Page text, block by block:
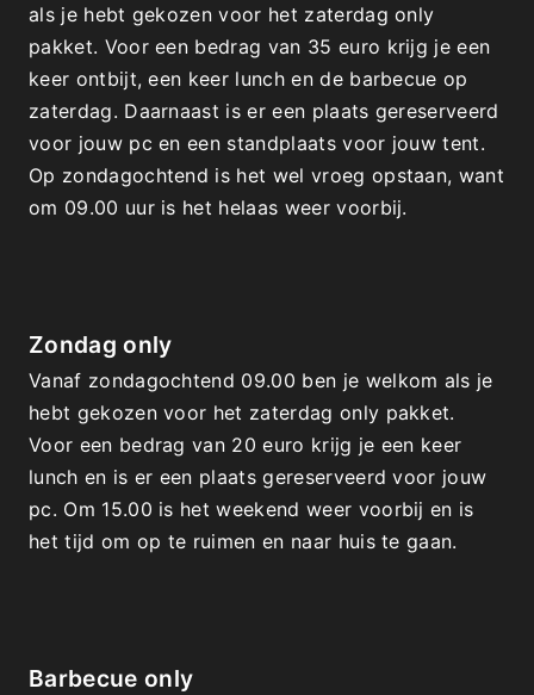
als je hebt gekozen voor het zaterdag only
pakket. Voor een bedrag van 35 euro krijg je een
keer ontbijt, een keer lunch en de barbecue op
zaterdag. Daarnaast is er een plaats gereserveerd
voor jouw pc en een standplaats voor jouw tent.
Op zondagochtend is het wel vroeg opstaan, want
om 09.00 uur is het helaas weer voorbij.
Zondag only
Vanaf zondagochtend 09.00 ben je welkom als je
hebt gekozen voor het zaterdag only pakket.
Voor een bedrag van 20 euro krijg je een keer
lunch en is er een plaats gereserveerd voor jouw
pc. Om 15.00 is het weekend weer voorbij en is
het tijd om op te ruimen en naar huis te gaan.
Barbecue only